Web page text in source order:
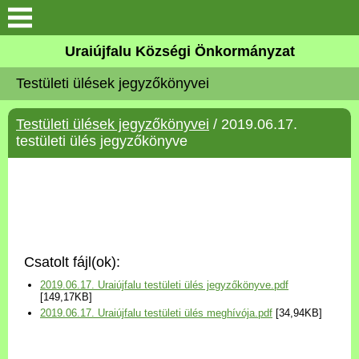
Köszöntő
Elérhetőségek
Uraiújfalu
Választási információk
Versenyképes Járások
Uraiújfalu Községi Önkormányzat
Testületi ülések jegyzőkönyvei
Testületi ülések jegyzőkönyvei / 2019.06.17.
testületi ülés jegyzőkönyve
Csatolt fájl(ok):
2019.06.17. Uraiújfalu testületi ülés jegyzőkönyve.pdf
[149,17KB]
2019.06.17. Uraiújfalu testületi ülés meghívója.pdf [34,94KB]